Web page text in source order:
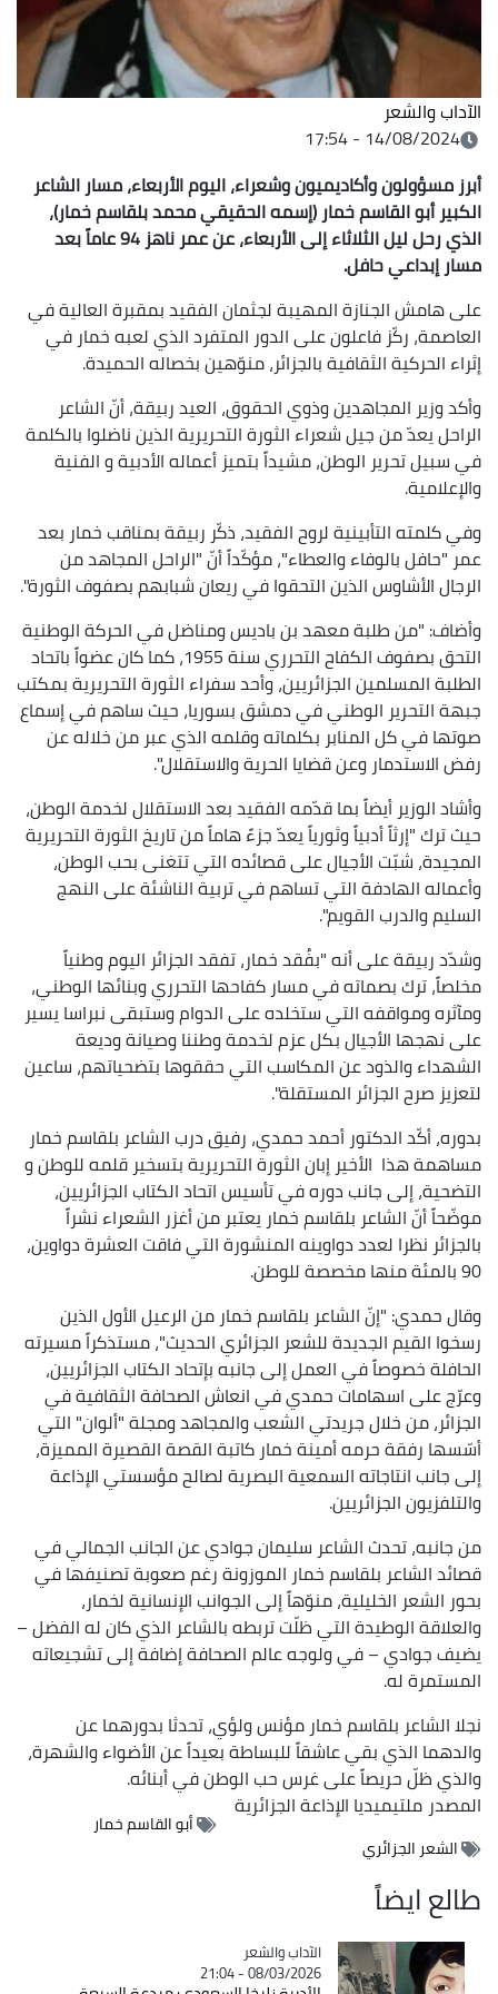
الآداب والشعر
14/08/2024 - 17:54
أبرز مسؤولون وأكاديميون وشعراء، اليوم الأربعاء، مسار الشاعر
الكبير أبو القاسم خمار(إسمه الحقيقيمحمد بلقاسم خمار)،
الذي رحل
ليل الثلاثاء إلى الأربعاء، عن عمر ناهز 94 عاماً بعد
مسار إبداعي حافل.
على هامش الجنازة المهيبة لجثمان الفقيد بمقبرة العالية في
العاصمة، ركّز فاعلون على الدور المتفرد الذي لعبه خمار في
إثراء الحركية الثقافية بالجزائر، منوّهين بخصاله الحميدة.
وأكد وزير المجاهدين وذوي الحقوق، العيد ربيقة، أنّ الشاعر
الراحل يعدّ من جيل شعراء الثورة التحريرية الذين ناضلوا بالكلمة
في سبيل تحرير الوطن، مشيداً بتميز أعماله الأدبية و الفنية
والإعلامية.
وفي كلمته التأبينية لروح الفقيد، ذكّر ربيقة بمناقب خمار بعد
عمر "حافل بالوفاء والعطاء"، مؤكّداً أنّ "الراحل المجاهد من
الرجال الأشاوس الذين التحقوا في ريعان شبابهم بصفوف الثورة".
وأضاف: "من طلبة معهد بن باديس ومناضل في الحركة الوطنية
التحق بصفوف الكفاح التحرري سنة 1955، كما كان عضواً باتحاد
الطلبة المسلمين الجزائريين، وأحد سفراء الثورة التحريرية بمكتب
جبهة التحرير الوطني في دمشق بسوريا، حيث ساهم في إسماع
صوتها في كل المنابر بكلماته وقلمه الذي عبر من خلاله عن
رفض الاستدمار وعن قضايا الحرية والاستقلال".
وأشاد الوزير أيضاً بما قدّمه الفقيد بعد الاستقلال لخدمة الوطن،
حيث ترك "إرثاً أدبياً وثورياً يعدّ جزءً هاماً من تاريخ الثورة التحريرية
المجيدة، شبّت الأجيال على قصائده التي تتغنى بحب الوطن،
وأعماله الهادفة التي تساهم في تربية الناشئة على النهج
السليم والدرب القويم".
وشدّد ربيقة على أنه "بفُقد خمار، تفقد الجزائر اليوم وطنياً
مخلصاً، ترك بصماته في مسار كفاحها التحرري وبنائها الوطني،
ومآثره ومواقفه التي ستخلده على الدوام وستبقى نبراسا يسير
على نهجها الأجيال بكل عزم لخدمة وطننا وصيانة وديعة
الشهداء والذود عن المكاسب التي حققوها بتضحياتهم، ساعين
لتعزيز صرح الجزائر المستقلة".
بدوره، أكّد الدكتور أحمد حمدي، رفيق درب الشاعر بلقاسم خمار
مساهمة هذا الأخير إبان الثورة التحريرية بتسخير قلمه للوطن و
التضحية، إلى جانب دوره في تأسيس اتحاد الكتاب الجزائريين،
موضّحاً أنّ الشاعر بلقاسم خمار يعتبر من أغزر الشعراء نشراً
بالجزائر نظرا لعدد دواوينه المنشورة التي فاقت العشرة دواوين،
90 بالمئة منها مخصصة للوطن.
وقال حمدي: "إنّ الشاعر بلقاسم خمار من الرعيل الأول الذين
رسخوا القيم الجديدة للشعر الجزائري الحديث"، مستذكراً مسيرته
الحافلة خصوصاً في العمل إلى جانبه بإتحاد الكتاب الجزائريين،
وعرّج على اسهامات حمدي في انعاش الصحافة الثقافية في
الجزائر، من خلال جريدتي الشعب والمجاهد ومجلة "ألوان" التي
أسّسها رفقة حرمه أمينة خمار كاتبة القصة القصيرة المميزة،
إلى جانب انتاجاته السمعية البصرية لصالح مؤسستي الإذاعة
والتلفزيون الجزائريين.
من جانبه، تحدث الشاعر سليمان جوادي عن الجانب الجمالي في
قصائد الشاعر بلقاسم خمار الموزونة رغم صعوبة تصنيفها في
بحور الشعر الخليلية، منوّهاً إلى الجوانب الإنسانية لخمار،
والعلاقة الوطيدة التي ظلّت تربطه بالشاعر الذي كان له الفضل –
يضيف جوادي – في ولوجه عالم الصحافة إضافة إلى تشجيعاته
المستمرة له.
نجلا الشاعر بلقاسم خمار مؤنس ولؤي، تحدثا بدورهما عن
والدهما الذي بقي عاشقاً للبساطة بعيداً عن الأضواء والشهرة،
والذي ظلّ حريصاً على غرس حب الوطن في أبنائه.
المصدرملتيميديا الإذاعة الجزائرية
أبو القاسم خمار
الشعر الجزائري
طالع ايضاً
Catégorie
الآداب والشعر
08/03/2026 - 21:04